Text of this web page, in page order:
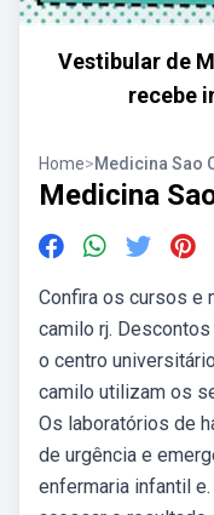
Vestibular de
recebe
Home>Medicina Sao
Medicina
Confira os cursos e
camilo rj.
o centro
camilo utilizam os
Os laboratórios de
de urgência e
enfermaria infantil